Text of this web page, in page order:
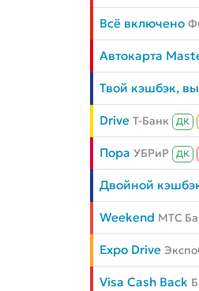
Всё включено
Автокарта
Твой кэшбэк,
Drive Т-Банк ДК
Пора УБРиР ДК
Двойной
Weekend МТС
Expo Drive
Visa Cash Back